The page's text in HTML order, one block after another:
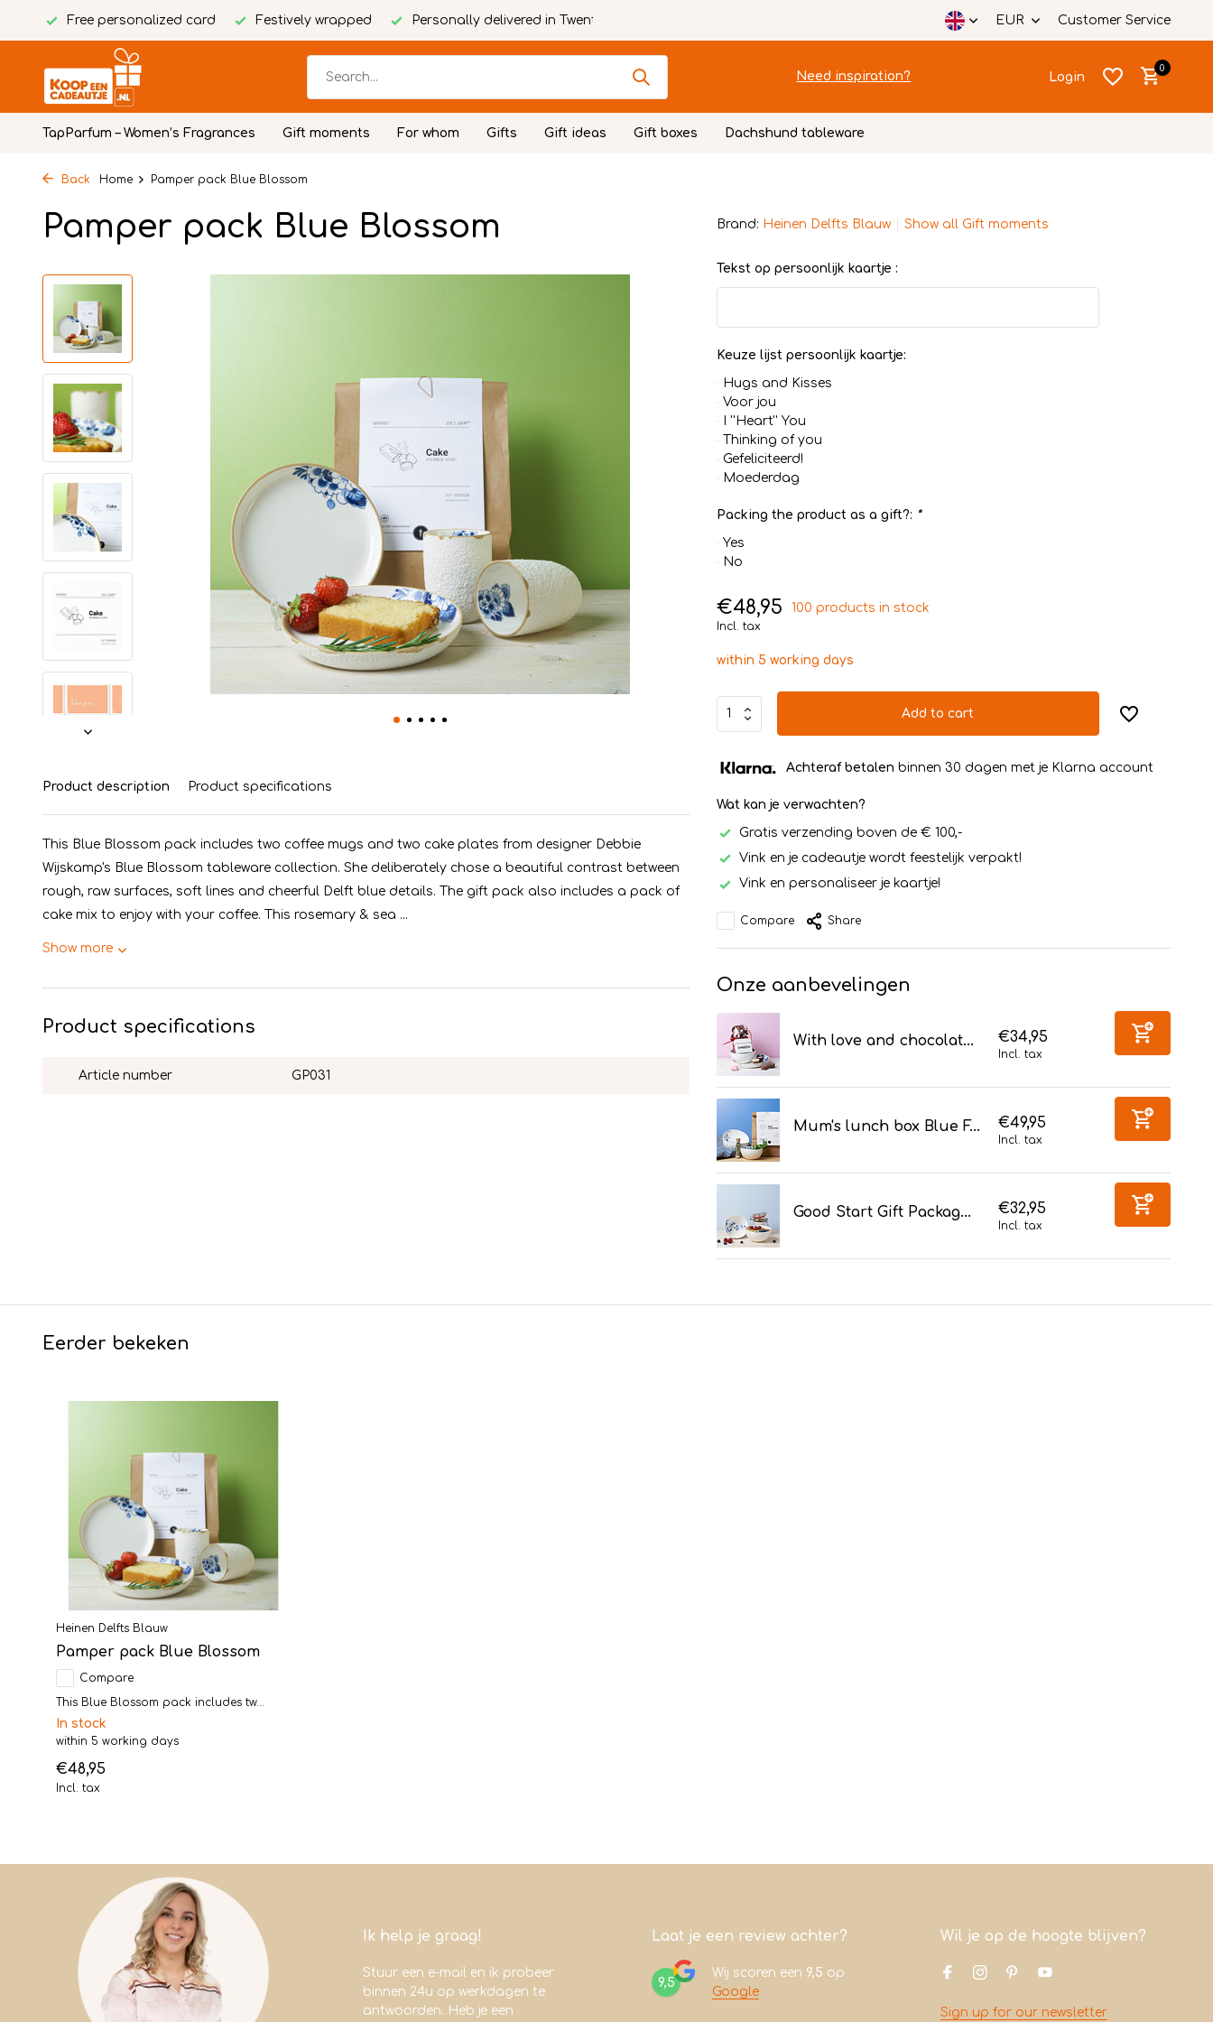
Free personalized card Festively wrapped Personally delivered in Twente EUR Customer Service
Need inspiration? Login
0
TapParfum – Women’s Fragrances Gift moments For whom Gifts Gift ideas Gift boxes Dachshund tableware
Back Home Pamper pack Blue Blossom
Pamper pack Blue Blossom
Product description Product specifications
This Blue Blossom pack includes two coffee mugs and two cake plates from designer Debbie
Wijskamp's Blue Blossom tableware collection. She deliberately chose a beautiful contrast between
rough, raw surfaces, soft lines and cheerful Delft blue details. The gift pack also includes a pack of
cake mix to enjoy with your coffee. This rosemary & sea ...
Show more
Product specifications
Article number GP031
Brand: Heinen Delfts Blauw Show all Gift moments
Tekst op persoonlijk kaartje :
Keuze lijst persoonlijk kaartje:
Hugs and Kisses
Voor jou
I ''Heart'' You
Thinking of you
Gefeliciteerd!
Moederdag
Packing the product as a gift?: *
Yes
No
€48,95 100 products in stock
Incl. tax
within 5 working days
Add to cart
Achteraf betalen binnen 30 dagen met je Klarna account
Wat kan je verwachten?
Gratis verzending boven de € 100,-
Vink en je cadeautje wordt feestelijk verpakt!
Vink en personaliseer je kaartje!
Compare Share
Onze aanbevelingen
With love and chocolat... €34,95
Incl. tax
Mum's lunch box Blue F... €49,95
Incl. tax
Good Start Gift Packag... €32,95
Incl. tax
Eerder bekeken
Heinen Delfts Blauw
Pamper pack Blue Blossom
Compare
This Blue Blossom pack includes tw...
In stock
within 5 working days
€48,95
Incl. tax
Ik help je graag!
Stuur een e-mail en ik probeer
binnen 24u op werkdagen te
antwoorden. Heb je een
Laat je een review achter?
9,5
Wij scoren een 9,5 op
Google
Wil je op de hoogte blijven?
Sign up for our newsletter